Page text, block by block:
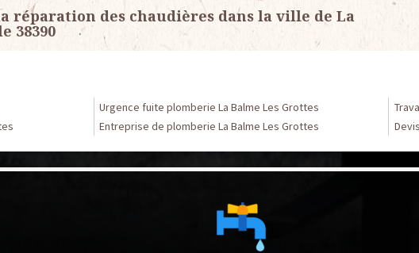
réparation des chaudières dans la ville de La
38390
Urgence fuite plomberie La Balme Les Grottes
Entreprise de plomberie La Balme Les Grottes